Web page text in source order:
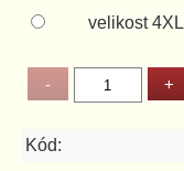
velikost 4XL
Kód: